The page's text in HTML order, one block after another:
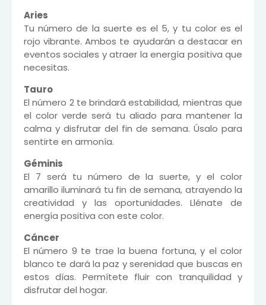
Aries
Tu número de la suerte es el 5, y tu color es el
rojo vibrante. Ambos te ayudarán a destacar en
eventos sociales y atraer la energía positiva que
necesitas.
Tauro
El número 2 te brindará estabilidad, mientras que
el color verde será tu aliado para mantener la
calma y disfrutar del fin de semana. Úsalo para
sentirte en armonía.
Géminis
El 7 será tu número de la suerte, y el color
amarillo iluminará tu fin de semana, atrayendo la
creatividad y las oportunidades. Llénate de
energía positiva con este color.
Cáncer
El número 9 te trae la buena fortuna, y el color
blanco te dará la paz y serenidad que buscas en
estos días. Permítete fluir con tranquilidad y
disfrutar del hogar.